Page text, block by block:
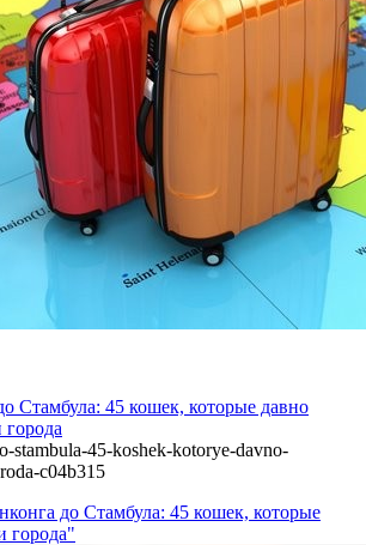
Стамбула: 45 кошек, которые давно
города
stambula-45-koshek-kotorye-davno-
c04b315
до Стамбула: 45 кошек, которые
города"